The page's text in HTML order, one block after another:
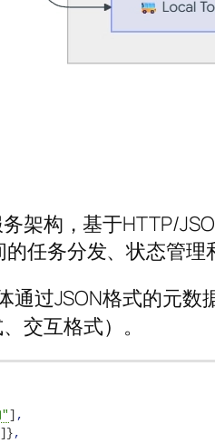
架构，基于HTTP/
任务分发、状态管理
通过JSON格式的元数
交互格式）。
" ] ,
] } ,